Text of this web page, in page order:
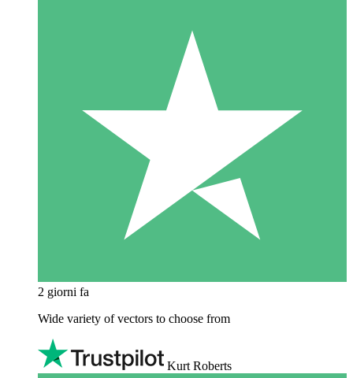
2 giorni fa
Wide variety of vectors to choose from
Kurt Roberts